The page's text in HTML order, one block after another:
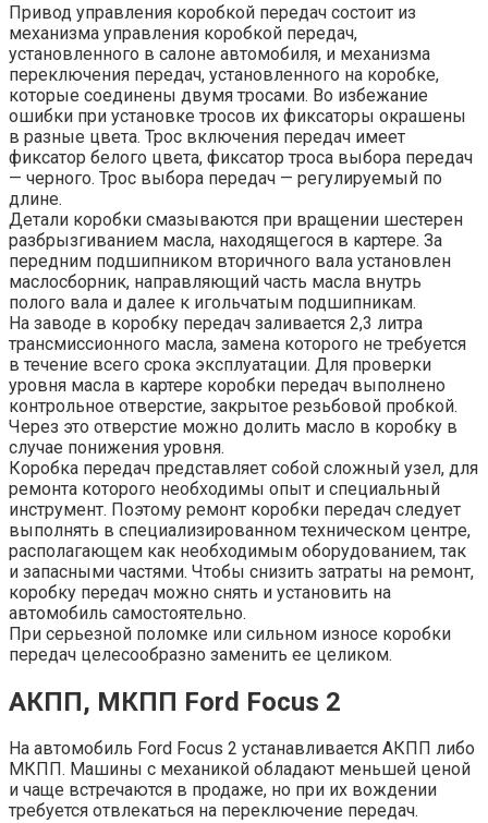
Привод управления коробкой передач состоит из
механизма управления коробкой передач,
установленного в салоне автомобиля, и механизма
переключения передач, установленного на коробке,
которые соединены двумя тросами. Во избежание
ошибки при установке тросов их фиксаторы окрашены
в разные цвета. Трос включения передач имеет
фиксатор белого цвета, фиксатор троса выбора передач
— черного. Трос выбора передач — регулируемый по
длине.
Детали коробки смазываются при вращении шестерен
разбрызгиванием масла, находящегося в картере. За
передним подшипником вторичного вала установлен
маслосборник, направляющий часть масла внутрь
полого вала и далее к игольчатым подшипникам.
На заводе в коробку передач заливается 2,3 литра
трансмиссионного масла, замена которого не требуется
в течение всего срока эксплуатации. Для проверки
уровня масла в картере коробки передач выполнено
контрольное отверстие, закрытое резьбовой пробкой.
Через это отверстие можно долить масло в коробку в
случае понижения уровня.
Коробка передач представляет собой сложный узел, для
ремонта которого необходимы опыт и специальный
инструмент. Поэтому ремонт коробки передач следует
выполнять в специализированном техническом центре,
располагающем как необходимым оборудованием, так
и запасными частями. Чтобы снизить затраты на ремонт,
коробку передач можно снять и установить на
автомобиль самостоятельно.
При серьезной поломке или сильном износе коробки
передач целесообразно заменить ее целиком.
АКПП, МКПП Ford Focus 2
На автомобиль Ford Focus 2 устанавливается АКПП либо
МКПП. Машины с механикой обладают меньшей ценой
и чаще встречаются в продаже, но при их вождении
требуется отвлекаться на переключение передач.